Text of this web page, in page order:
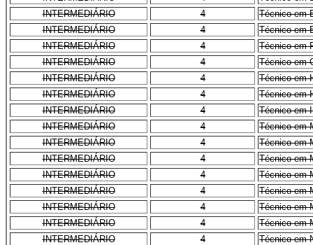
INTERMEDIÁRIO
4
Técnico em
INTERMEDIÁRIO
4
Técnico em
INTERMEDIÁRIO
4
Técnico em
INTERMEDIÁRIO
4
Técnico em
INTERMEDIÁRIO
4
Técnico em
INTERMEDIÁRIO
4
Técnico em
INTERMEDIÁRIO
4
Técnico em
INTERMEDIÁRIO
4
Técnico em
INTERMEDIÁRIO
4
Técnico em
INTERMEDIÁRIO
4
Técnico em
INTERMEDIÁRIO
4
Técnico em
INTERMEDIÁRIO
4
Técnico em
INTERMEDIÁRIO
4
Técnico em
INTERMEDIÁRIO
4
Técnico em
INTERMEDIÁRIO
4
Técnico em